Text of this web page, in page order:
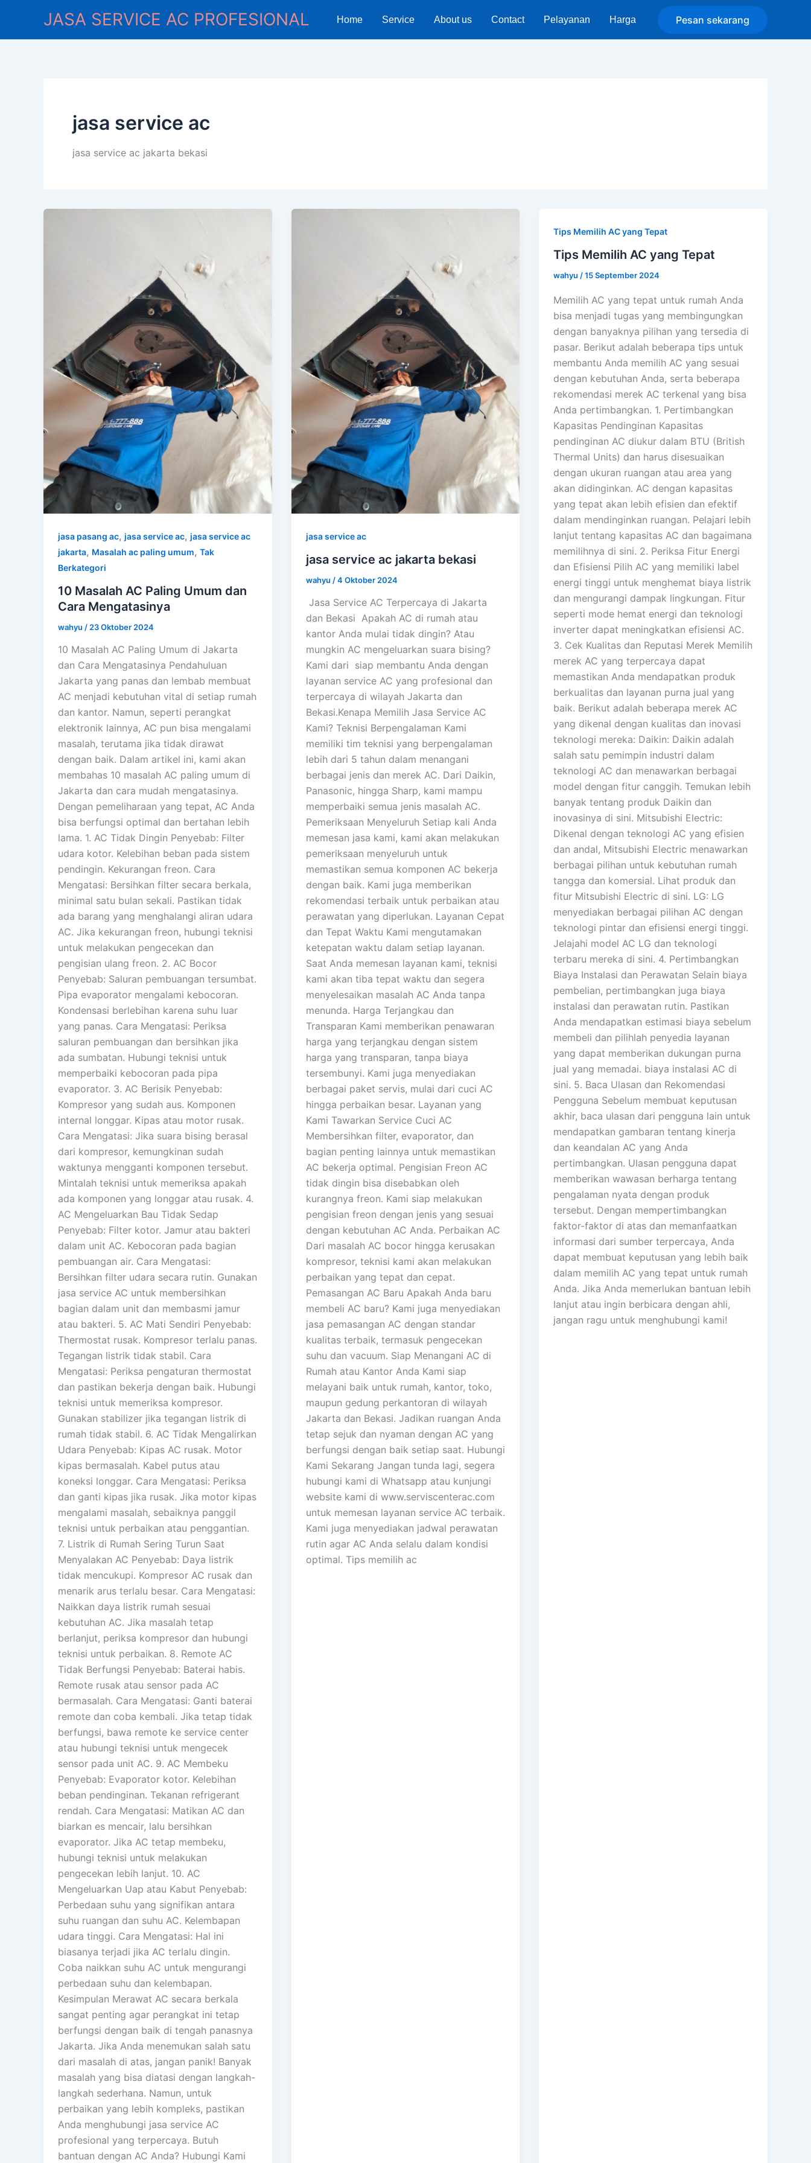
konten
JASA SERVICE AC PROFESIONAL Home Service About us Contact Pelayanan Harga Pesan sekarang
jasa service ac
jasa service ac jakarta bekasi
jasa pasang ac, jasa service ac, jasa service ac
jakarta, Masalah ac paling umum, Tak
Berkategori
10 Masalah AC Paling Umum dan
Cara Mengatasinya
wahyu / 23 Oktober 2024
10 Masalah AC Paling Umum di Jakarta
dan Cara Mengatasinya Pendahuluan
Jakarta yang panas dan lembab membuat
AC menjadi kebutuhan vital di setiap rumah
dan kantor. Namun, seperti perangkat
elektronik lainnya, AC pun bisa mengalami
masalah, terutama jika tidak dirawat
dengan baik. Dalam artikel ini, kami akan
membahas 10 masalah AC paling umum di
Jakarta dan cara mudah mengatasinya.
Dengan pemeliharaan yang tepat, AC Anda
bisa berfungsi optimal dan bertahan lebih
lama. 1. AC Tidak Dingin Penyebab: Filter
udara kotor. Kelebihan beban pada sistem
pendingin. Kekurangan freon. Cara
Mengatasi: Bersihkan filter secara berkala,
minimal satu bulan sekali. Pastikan tidak
ada barang yang menghalangi aliran udara
AC. Jika kekurangan freon, hubungi teknisi
untuk melakukan pengecekan dan
pengisian ulang freon. 2. AC Bocor
Penyebab: Saluran pembuangan tersumbat.
Pipa evaporator mengalami kebocoran.
Kondensasi berlebihan karena suhu luar
yang panas. Cara Mengatasi: Periksa
saluran pembuangan dan bersihkan jika
ada sumbatan. Hubungi teknisi untuk
memperbaiki kebocoran pada pipa
evaporator. 3. AC Berisik Penyebab:
Kompresor yang sudah aus. Komponen
internal longgar. Kipas atau motor rusak.
Cara Mengatasi: Jika suara bising berasal
dari kompresor, kemungkinan sudah
waktunya mengganti komponen tersebut.
Mintalah teknisi untuk memeriksa apakah
ada komponen yang longgar atau rusak. 4.
AC Mengeluarkan Bau Tidak Sedap
Penyebab: Filter kotor. Jamur atau bakteri
dalam unit AC. Kebocoran pada bagian
pembuangan air. Cara Mengatasi:
Bersihkan filter udara secara rutin. Gunakan
jasa service AC untuk membersihkan
bagian dalam unit dan membasmi jamur
atau bakteri. 5. AC Mati Sendiri Penyebab:
Thermostat rusak. Kompresor terlalu panas.
Tegangan listrik tidak stabil. Cara
Mengatasi: Periksa pengaturan thermostat
dan pastikan bekerja dengan baik. Hubungi
teknisi untuk memeriksa kompresor.
Gunakan stabilizer jika tegangan listrik di
rumah tidak stabil. 6. AC Tidak Mengalirkan
Udara Penyebab: Kipas AC rusak. Motor
kipas bermasalah. Kabel putus atau
koneksi longgar. Cara Mengatasi: Periksa
dan ganti kipas jika rusak. Jika motor kipas
mengalami masalah, sebaiknya panggil
teknisi untuk perbaikan atau penggantian.
7. Listrik di Rumah Sering Turun Saat
Menyalakan AC Penyebab: Daya listrik
tidak mencukupi. Kompresor AC rusak dan
menarik arus terlalu besar. Cara Mengatasi:
Naikkan daya listrik rumah sesuai
kebutuhan AC. Jika masalah tetap
berlanjut, periksa kompresor dan hubungi
teknisi untuk perbaikan. 8. Remote AC
Tidak Berfungsi Penyebab: Baterai habis.
Remote rusak atau sensor pada AC
bermasalah. Cara Mengatasi: Ganti baterai
remote dan coba kembali. Jika tetap tidak
berfungsi, bawa remote ke service center
atau hubungi teknisi untuk mengecek
sensor pada unit AC. 9. AC Membeku
Penyebab: Evaporator kotor. Kelebihan
beban pendinginan. Tekanan refrigerant
rendah. Cara Mengatasi: Matikan AC dan
biarkan es mencair, lalu bersihkan
evaporator. Jika AC tetap membeku,
hubungi teknisi untuk melakukan
pengecekan lebih lanjut. 10. AC
Mengeluarkan Uap atau Kabut Penyebab:
Perbedaan suhu yang signifikan antara
suhu ruangan dan suhu AC. Kelembapan
udara tinggi. Cara Mengatasi: Hal ini
biasanya terjadi jika AC terlalu dingin.
Coba naikkan suhu AC untuk mengurangi
perbedaan suhu dan kelembapan.
Kesimpulan Merawat AC secara berkala
sangat penting agar perangkat ini tetap
berfungsi dengan baik di tengah panasnya
Jakarta. Jika Anda menemukan salah satu
dari masalah di atas, jangan panik! Banyak
masalah yang bisa diatasi dengan langkah-
langkah sederhana. Namun, untuk
perbaikan yang lebih kompleks, pastikan
Anda menghubungi jasa service AC
profesional yang terpercaya. Butuh
bantuan dengan AC Anda? Hubungi Kami
jasa service ac
jasa service ac jakarta bekasi
wahyu /4 Oktober 2024
Jasa Service AC Terpercaya di Jakarta
dan Bekasi Apakah AC di rumah atau
kantor Anda mulai tidak dingin? Atau
mungkin AC mengeluarkan suara bising?
Kami dari siap membantu Anda dengan
layanan service AC yang profesional dan
terpercaya di wilayah Jakarta dan
Bekasi.Kenapa Memilih Jasa Service AC
Kami? Teknisi Berpengalaman Kami
memiliki tim teknisi yang berpengalaman
lebih dari 5 tahun dalam menangani
berbagai jenis dan merek AC. Dari Daikin,
Panasonic, hingga Sharp, kami mampu
memperbaiki semua jenis masalah AC.
Pemeriksaan Menyeluruh Setiap kali Anda
memesan jasa kami, kami akan melakukan
pemeriksaan menyeluruh untuk
memastikan semua komponen AC bekerja
dengan baik. Kami juga memberikan
rekomendasi terbaik untuk perbaikan atau
perawatan yang diperlukan. Layanan Cepat
dan Tepat Waktu Kami mengutamakan
ketepatan waktu dalam setiap layanan.
Saat Anda memesan layanan kami, teknisi
kami akan tiba tepat waktu dan segera
menyelesaikan masalah AC Anda tanpa
menunda. Harga Terjangkau dan
Transparan Kami memberikan penawaran
harga yang terjangkau dengan sistem
harga yang transparan, tanpa biaya
tersembunyi. Kami juga menyediakan
berbagai paket servis, mulai dari cuci AC
hingga perbaikan besar. Layanan yang
Kami Tawarkan Service Cuci AC
Membersihkan filter, evaporator, dan
bagian penting lainnya untuk memastikan
AC bekerja optimal. Pengisian Freon AC
tidak dingin bisa disebabkan oleh
kurangnya freon. Kami siap melakukan
pengisian freon dengan jenis yang sesuai
dengan kebutuhan AC Anda. Perbaikan AC
Dari masalah AC bocor hingga kerusakan
kompresor, teknisi kami akan melakukan
perbaikan yang tepat dan cepat.
Pemasangan AC Baru Apakah Anda baru
membeli AC baru? Kami juga menyediakan
jasa pemasangan AC dengan standar
kualitas terbaik, termasuk pengecekan
suhu dan vacuum. Siap Menangani AC di
Rumah atau Kantor Anda Kami siap
melayani baik untuk rumah, kantor, toko,
maupun gedung perkantoran di wilayah
Jakarta dan Bekasi. Jadikan ruangan Anda
tetap sejuk dan nyaman dengan AC yang
berfungsi dengan baik setiap saat. Hubungi
Kami Sekarang Jangan tunda lagi, segera
hubungi kami di Whatsapp atau kunjungi
website kami di www.serviscenterac.com
untuk memesan layanan service AC terbaik.
Kami juga menyediakan jadwal perawatan
rutin agar AC Anda selalu dalam kondisi
optimal. Tips memilih ac
Tips Memilih AC yang Tepat
Tips Memilih AC yang Tepat
wahyu /15 September 2024
Memilih AC yang tepat untuk rumah Anda
bisa menjadi tugas yang membingungkan
dengan banyaknya pilihan yang tersedia di
pasar. Berikut adalah beberapa tips untuk
membantu Anda memilih AC yang sesuai
dengan kebutuhan Anda, serta beberapa
rekomendasi merek AC terkenal yang bisa
Anda pertimbangkan. 1. Pertimbangkan
Kapasitas Pendinginan Kapasitas
pendinginan AC diukur dalam BTU (British
Thermal Units) dan harus disesuaikan
dengan ukuran ruangan atau area yang
akan didinginkan. AC dengan kapasitas
yang tepat akan lebih efisien dan efektif
dalam mendinginkan ruangan. Pelajari lebih
lanjut tentang kapasitas AC dan bagaimana
memilihnya di sini. 2. Periksa Fitur Energi
dan Efisiensi Pilih AC yang memiliki label
energi tinggi untuk menghemat biaya listrik
dan mengurangi dampak lingkungan. Fitur
seperti mode hemat energi dan teknologi
inverter dapat meningkatkan efisiensi AC.
3. Cek Kualitas dan Reputasi Merek Memilih
merek AC yang terpercaya dapat
memastikan Anda mendapatkan produk
berkualitas dan layanan purna jual yang
baik. Berikut adalah beberapa merek AC
yang dikenal dengan kualitas dan inovasi
teknologi mereka: Daikin: Daikin adalah
salah satu pemimpin industri dalam
teknologi AC dan menawarkan berbagai
model dengan fitur canggih. Temukan lebih
banyak tentang produk Daikin dan
inovasinya di sini. Mitsubishi Electric:
Dikenal dengan teknologi AC yang efisien
dan andal, Mitsubishi Electric menawarkan
berbagai pilihan untuk kebutuhan rumah
tangga dan komersial. Lihat produk dan
fitur Mitsubishi Electric di sini. LG: LG
menyediakan berbagai pilihan AC dengan
teknologi pintar dan efisiensi energi tinggi.
Jelajahi model AC LG dan teknologi
terbaru mereka di sini. 4. Pertimbangkan
Biaya Instalasi dan Perawatan Selain biaya
pembelian, pertimbangkan juga biaya
instalasi dan perawatan rutin. Pastikan
Anda mendapatkan estimasi biaya sebelum
membeli dan pilihlah penyedia layanan
yang dapat memberikan dukungan purna
jual yang memadai. biaya instalasi AC di
sini. 5. Baca Ulasan dan Rekomendasi
Pengguna Sebelum membuat keputusan
akhir, baca ulasan dari pengguna lain untuk
mendapatkan gambaran tentang kinerja
dan keandalan AC yang Anda
pertimbangkan. Ulasan pengguna dapat
memberikan wawasan berharga tentang
pengalaman nyata dengan produk
tersebut. Dengan mempertimbangkan
faktor-faktor di atas dan memanfaatkan
informasi dari sumber terpercaya, Anda
dapat membuat keputusan yang lebih baik
dalam memilih AC yang tepat untuk rumah
Anda. Jika Anda memerlukan bantuan lebih
lanjut atau ingin berbicara dengan ahli,
jangan ragu untuk menghubungi kami!